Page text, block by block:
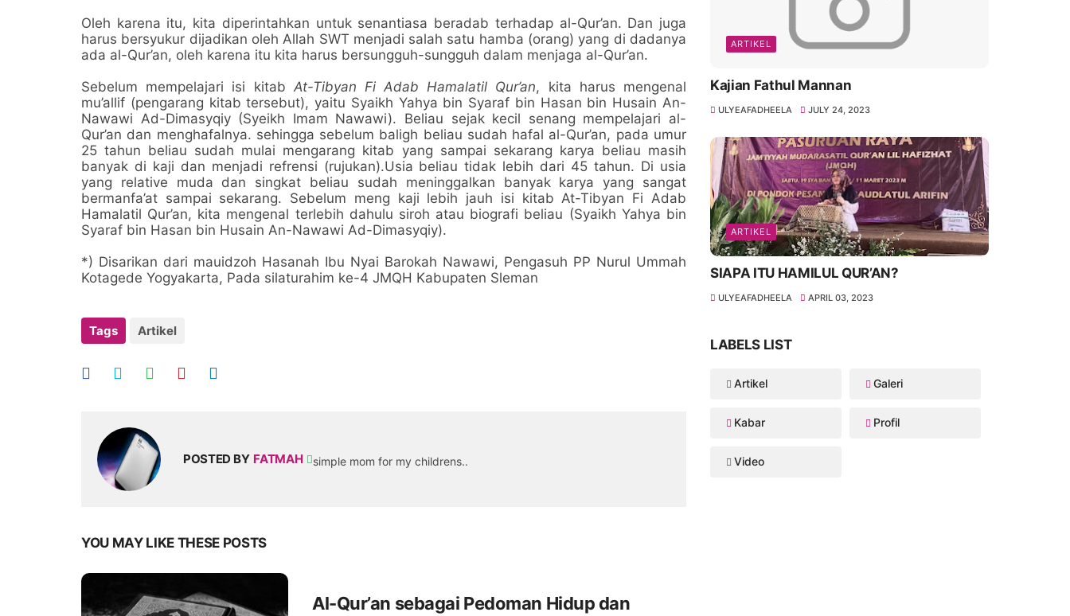
Oleh karena itu, kita diperintahkan untuk senantiasa beradab terhadap al-Qur’an. Dan juga
harus bersyukur dijadikan oleh Allah SWT menjadi salah satu hamba (orang) yang di dadanya
ada al-Qur’an, oleh karena itu kita harus bersungguh-sungguh dalam menjaga al-Qur’an.
Sebelum mempelajari isi kitab At-Tibyan Fi Adab Hamalatil Qur’an, kita harus mengenal
mu’allif (pengarang kitab tersebut), yaitu Syaikh Yahya bin Syaraf bin Hasan bin Husain An-
Nawawi Ad-Dimasyqiy (Syeikh Imam Nawawi). Beliau sejak kecil senang mempelajari al-
Qur’an dan menghafalnya. sehingga sebelum baligh beliau sudah hafal al-Qur’an, pada umur
25 tahun beliau sudah mulai mengarang kitab yang sampai sekarang karya beliau masih
banyak di kaji dan menjadi refrensi (rujukan).Usia beliau tidak lebih dari 45 tahun. Di usia
yang relative muda dan singkat beliau sudah meninggalkan banyak karya yang sangat
bermanfa’at sampai sekarang. Sebelum meng kaji lebih jauh isi kitab At-Tibyan Fi Adab
Hamalatil Qur’an, kita mengenal terlebih dahulu siroh atau biografi beliau (Syaikh Yahya bin
Syaraf bin Hasan bin Husain An-Nawawi Ad-Dimasyqiy).
*) Disarikan dari mauidzoh Hasanah Ibu Nyai Barokah Nawawi, Pengasuh PP Nurul Ummah
Kotagede Yogyakarta, Pada silaturahim ke-4 JMQH Kabupaten Sleman
Tags Artikel
POSTED BY FATMAH simple mom for my childrens..
YOU MAY LIKE THESE POSTS
Al-Qur’an sebagai Pedoman Hidup dan
ARTIKEL
Kajian Fathul Mannan
ULYEAFADHEELA JULY 24, 2023
ARTIKEL
SIAPA ITU HAMILUL QUR’AN?
ULYEAFADHEELA APRIL 03, 2023
LABELS LIST
Artikel Galeri
Kabar Profil
Video